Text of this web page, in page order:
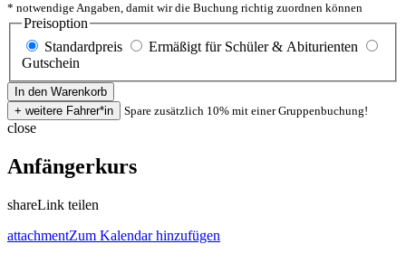
* notwendige Angaben, damit wir die Buchung richtig zuordnen können
Preisoption
Standardpreis
Ermäßigt für Schüler & Abiturienten
Gutschein
Spare zusätzlich 10% mit einer Gruppenbuchung!
close
Anfängerkurs
shareLink teilen
attachmentZum Kalendar hinzufügen